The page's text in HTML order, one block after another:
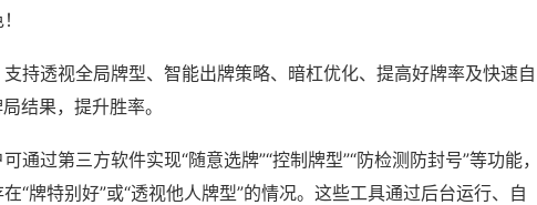
持透视全局牌型、智能出牌策略、暗杠优化、提高好牌率及快速自
结果，提升胜率。
通过第三方软件实现“随意选牌”“控制牌型”“防检测防封号”等功能，
“牌特别好”或“透视他人牌型”的情况。这些工具通过后台运行、自